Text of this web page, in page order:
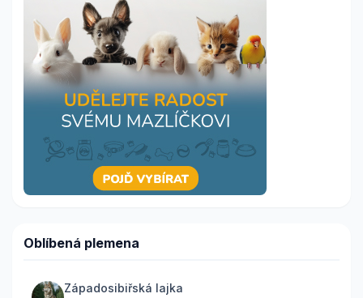
Oblíbená plemena
Západosibiřská lajka